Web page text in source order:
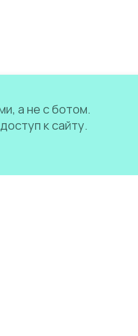
а не с ботом.
к сайту.